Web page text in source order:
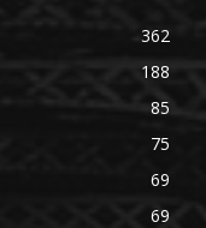
362
188
85
75
69
69